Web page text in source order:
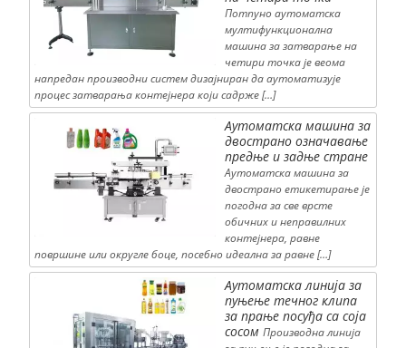
Потпуно аутоматска
мултифункционална
машина за затварање на
четири точка је веома
напредан производни систем дизајниран да аутоматизује
процес затварања контејнера који садрже […]
Аутоматска машина за
двострано означавање
предње и задње стране
Аутоматска машина за
двострано етикетирање је
погодна за све врсте
обичних и неправилних
контејнера, равне
површине или округле боце, посебно идеална за равне […]
Аутоматска линија за
пуњење течног клипа
за прање посуђа са соја
сосом Производна линија